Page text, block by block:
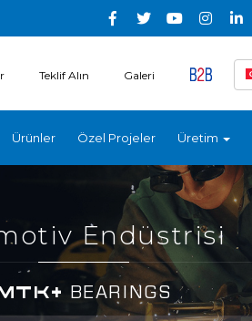
Teklif Alın Galeri
Ürünler Özel Projeler Üretim
Endüstrisi
BEARINGS